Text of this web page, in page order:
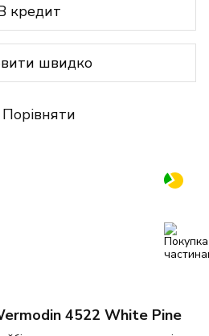
кредит
швидко
Порівняти
4522 White Pine